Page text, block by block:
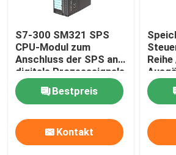
Elektrischer Schützschalter
Motor-Schaltkreislaufschalter
industrielles Steuerrelais
S7-300 SM321 SPS
CPU-Modul zum
Anschluss der SPS an
digitale Prozesssignale
Bestpreis
Kontakt
Modul